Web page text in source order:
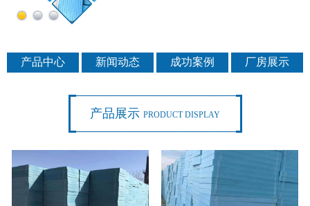
产品中心 新闻动态 成功案例 厂房展示
产品展示 PRODUCT DISPLAY